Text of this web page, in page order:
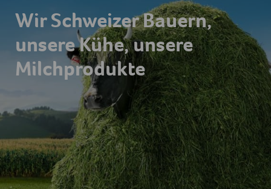
Wir Schweizer Bauern,
unsere Kühe, unsere
Milchprodukte